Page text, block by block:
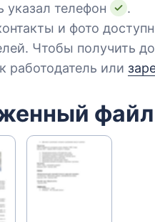
указал телефон
.
и фото
Чтобы получить
работодатель или
файл